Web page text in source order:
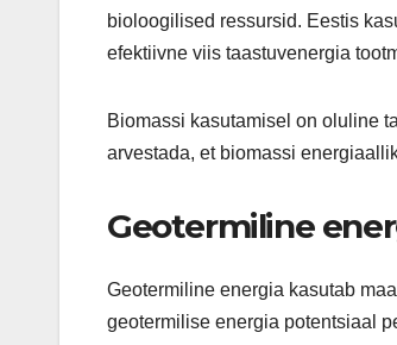
bioloogilised ressursid. Eestis
efektiivne viis taastuvenergia
Biomassi kasutamisel on oluline
arvestada, et biomassi
Geotermiline
Geotermiline energia kasutab
geotermilise energia potentsiaal